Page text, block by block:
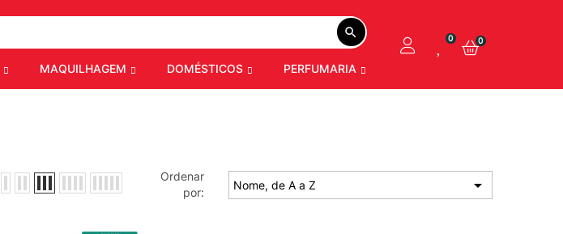
search
MAQUILHAGEM DOMÉSTICOS PERFUMARIA
0 0
Ordenar
por:
Nome, de A a Z 